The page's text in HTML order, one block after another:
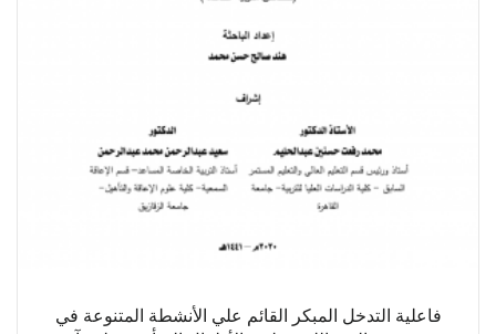
فاعلية التدخل المبكر القائم علي الأنشطة المتنوعة في